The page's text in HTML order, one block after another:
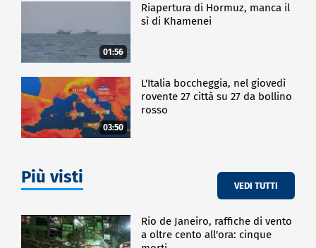
01:56
Riapertura di Hormuz, manca il
sì di Khamenei
03:50
L'Italia boccheggia, nel giovedì
rovente 27 città su 27 da bollino
rosso
Più visti VEDI TUTTI
Rio de Janeiro, raffiche di vento
a oltre cento all'ora: cinque